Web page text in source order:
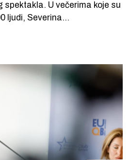
spektakla. U večerima koje su
ljudi, Severina...